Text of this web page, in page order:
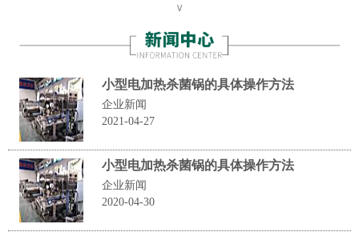
∨
小型电加热杀菌锅的具体操作方法
企业新闻
2021-04-27
小型电加热杀菌锅的具体操作方法
企业新闻
2020-04-30